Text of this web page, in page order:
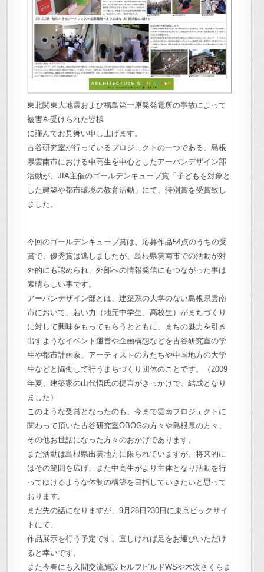
東北関東大地震および福島第一原発発電所の事故によって
被害を受けられた皆様
に謹んでお見舞い申し上げます。
古谷研究室が行っているプロジェクトの一つである、島根
県雲南市における中高生を中心としたアーバンデザイン部
活動が、JIA主催のゴールデンキューブ賞「子どもを対象と
した建築や都市環境の教育活動」にて、特別賞を受賞致し
ました。
今回のゴールデンキューブ賞は、応募作品54点のうちの受
賞で、優秀賞は逃しましたが、島根県雲南市での活動が対
外的にも認められ、外部への情報発信にもつながった事は
素晴らしい事です。
アーバンデザイン部とは、建築系の大学のない島根県雲南
市において、若い力（地元中学生、高校生）がまちづくり
に対して興味をもってもらうとともに、まちの魅力を引き
出すようなイベント運営や企画構想などを古谷研究室の学
生や都市計画家、アーティストの方たちや中国地方の大学
生などと恊働して行うまちづくり団体のことです。（2009
年夏、建築家の山代悟氏の提言がきっかけで、結成となり
ました）
このような受賞となったのも、今まで雲南プロジェクトに
関わって頂いた古谷研究室OBOGの方々や島根県の方々、
その他お世話になった方々のおかげであります。
まだ活動は島根県出雲地方に限られていますが、将来的に
はその範囲を広げ、また中高生がより主体となり活動を行
ってゆけるような体制の構築を目指していきたいと思って
おります。
まだ先の話になりますが、9月28日?30日に東京ビックサイ
トにて、
作品展示を行う予定です。宜しければ足をお運びいただけ
ると幸いです。
また今春にも入間交流施設セルフビルドWSや木次さくらま